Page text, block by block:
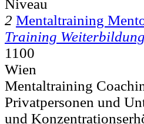
Niveau
2 Mentaltraining
Training Weiterbildung
1100
Wien
Mentaltraining
Privatpersonen und
und